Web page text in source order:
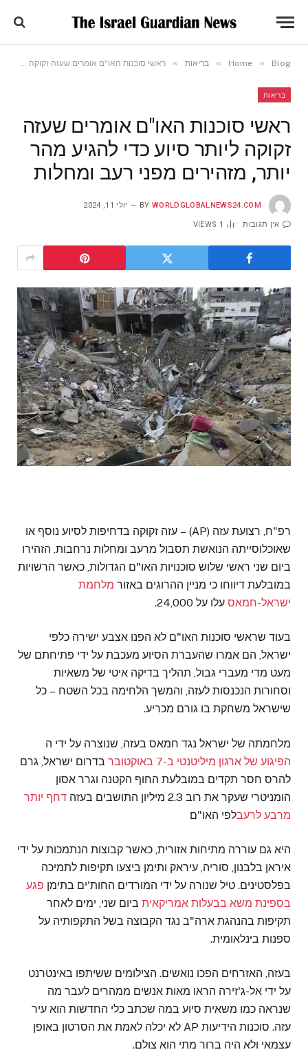
Home » Blog
» בריאות » ראשי סוכנות האו"ם אומרים שעזה זקוקה ליותר סיוע כדי להגיע מהר יותר, מזהירים מפני רעב ומחלות
בריאות
ראשי סוכנות האו"ם אומרים שעזה
זקוקה ליותר סיוע כדי להגיע מהר
יותר, מזהירים מפני רעב ומחלות
BY WORLDGLOBALNEWS24.COM יולי 11, 2024
אין תגובות 1
VIEWS
רפ"ח, רצועת עזה (AP) – עזה זקוקה בדחיפות לסיוע נוסף או
שאוכלוסייתה הנואשת תסבול מרעב ומחלות נרחבות, הזהירו
ביום שני ראשי שלוש סוכנויות האו"ם הגדולות, כאשר הרשויות
במובלעת דיווחו כי מניין ההרוגים באזור מלחמת
ישראל-חמאס עלו על 24,000.
בעוד שראשי סוכנות האו"ם לא הפנו אצבע ישירה כלפי
ישראל, הם אמרו שהעברת הסיוע מעכבת על ידי פתיחתם של
מעט מדי מעברי גבול, תהליך בדיקה איטי של משאיות
וסחורות הנכנסות לעזה, והמשך הלחימה בכל השטח – כל
שישראל משחקת בו גורם מכריע.
מלחמתה של ישראל נגד חמאס בעזה, שנוצרה על ידי ה
הפיגוע של ארגון מיליטנטי ב-7 באוקטובר
בדרום ישראל, גרם
להרס חסר תקדים במובלעת החוף הקטנה וגרר אסון
הומניטרי שעקר את רוב 2.3 מיליון התושבים בעזה
דחף יותר
מרבע לרעבלפי האו"ם
היא גם עוררה מתיחות אזורית, כאשר קבוצות הנתמכות על ידי
איראן בלבנון, סוריה, עיראק ותימן ביצעו תקיפות לתמיכה
בפלסטינים. טיל שנורה על ידי המורדים החות'ים בתימן פגע
בספינת משא בבעלות אמריקאית ביום שני, ימים לאחר
תקיפות בהנהגת ארה"ב נגד הקבוצה בשל התקפותיה על
ספנות בינלאומית.
בעזה, האזרחים הפכו נואשים. הצילומים ששיתפו באינטרנט
על ידי אל-ג'זירה הראו מאות אנשים ממהרים לעבר מה
שנראה כמו משאית סיוע במה שכתב כלי החדשות הוא עיר
עזה. סוכנות הידיעות AP לא יכלה לאמת את הסרטון באופן
עצמאי ולא היה ברור מתי הוא צולם.